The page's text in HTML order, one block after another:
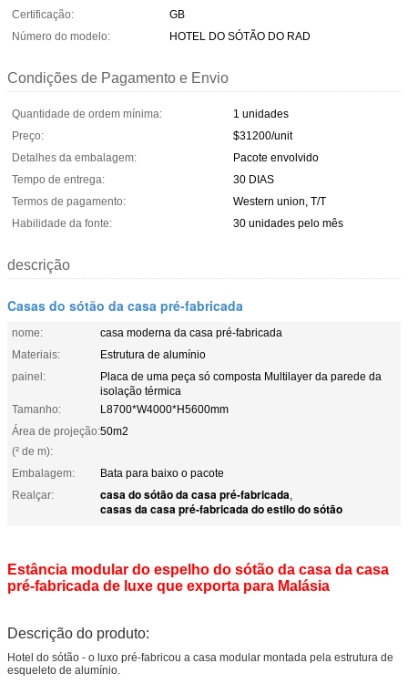
Certificação:
GB
Número do modelo:
HOTEL DO SÓTÃO DO RAD
Condições de Pagamento e Envio
Quantidade de ordem mínima:
1 unidades
Preço:
$31200/unit
Detalhes da embalagem:
Pacote envolvido
Tempo de entrega:
30 DIAS
Termos de pagamento:
Western union, T/T
Habilidade da fonte:
30 unidades pelo mês
descrição
Casas do sótão da casa pré-fabricada
nome:
casa moderna da casa pré-fabricada
Materiais:
Estrutura de alumínio
painel:
Placa de uma peça só composta Multilayer da parede da
isolação térmica
Tamanho:
L8700*W4000*H5600mm
Área de projeção:
(² de m):
50m2
Embalagem:
Bata para baixo o pacote
Realçar:
casa do sótão da casa pré-fabricada,
casas da casa pré-fabricada do estilo do sótão
Estância modular do espelho do sótão da casa da casa
pré-fabricada de luxe que exporta para Malásia
Descrição do produto:
Hotel do sótão - o luxo pré-fabricou a casa modular montada pela estrutura de
esqueleto de alumínio.